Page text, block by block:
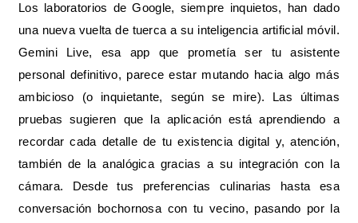
Los laboratorios de Google, siempre inquietos, han dado
una nueva vuelta de tuerca a su inteligencia artificial móvil.
Gemini Live, esa app que prometía ser tu asistente
personal definitivo, parece estar mutando hacia algo más
ambicioso (o inquietante, según se mire). Las últimas
pruebas sugieren que la aplicación está aprendiendo a
recordar cada detalle de tu existencia digital y, atención,
también de la analógica gracias a su integración con la
cámara. Desde tus preferencias culinarias hasta esa
conversación bochornosa con tu vecino, pasando por la